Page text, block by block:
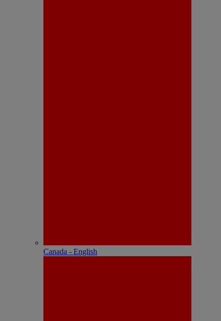
Canada - English